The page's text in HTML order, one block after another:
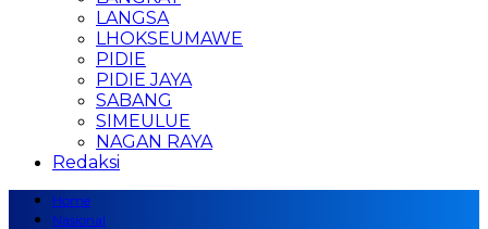
LANGSA
LHOKSEUMAWE
PIDIE
PIDIE JAYA
SABANG
SIMEULUE
NAGAN RAYA
Redaksi
Home
Nasional